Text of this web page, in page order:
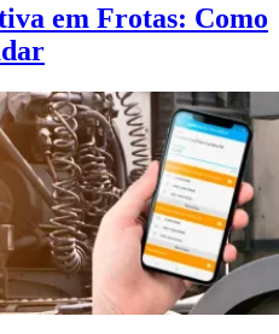
em Frotas: Como